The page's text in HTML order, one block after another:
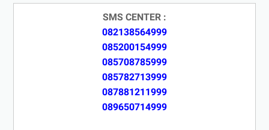
SMS CENTER :
082138564999
085200154999
085708785999
085782713999
087881211999
089650714999